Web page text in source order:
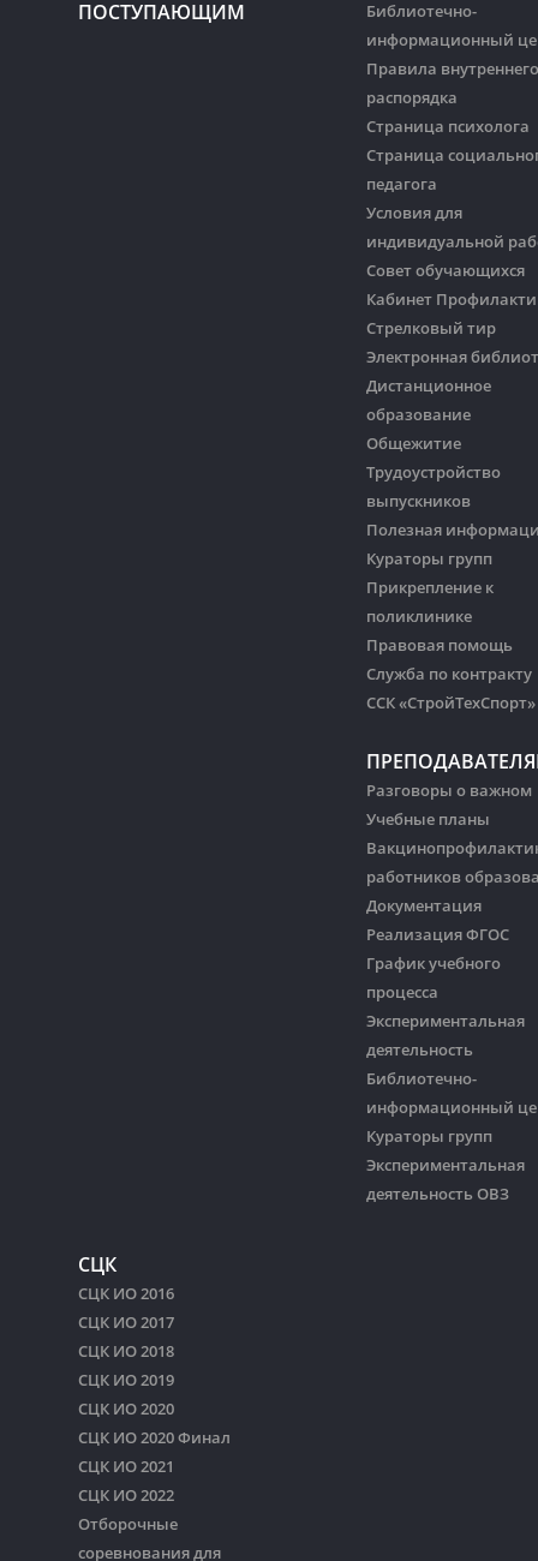
ПОСТУПАЮЩИМ
Библиотечно-
информационный
Правила внутреннего
распорядка
Страница психолога
Страница
педагога
Условия для
индивидуальной
Совет обучающихся
Кабинет
Стрелковый тир
Электронная
Дистанционное
образование
Общежитие
Трудоустройство
выпускников
Полезная
Кураторы групп
Прикрепление к
поликлинике
Правовая помощь
Служба по контракту
ССК «СтройТехСпорт»
Разговоры о важном
Учебные планы
работников
Документация
Реализация ФГОС
График учебного
процесса
Экспериментальная
деятельность
Библиотечно-
информационный
Кураторы групп
Экспериментальная
деятельность ОВЗ
СЦК
СЦК ИО 2016
СЦК ИО 2017
СЦК ИО 2018
СЦК ИО 2019
СЦК ИО 2020
СЦК ИО 2020 Финал
СЦК ИО 2021
СЦК ИО 2022
Отборочные
соревнования для